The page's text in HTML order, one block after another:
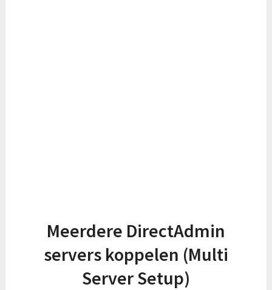
Meerdere DirectAdmin
servers koppelen (Multi
Server Setup)